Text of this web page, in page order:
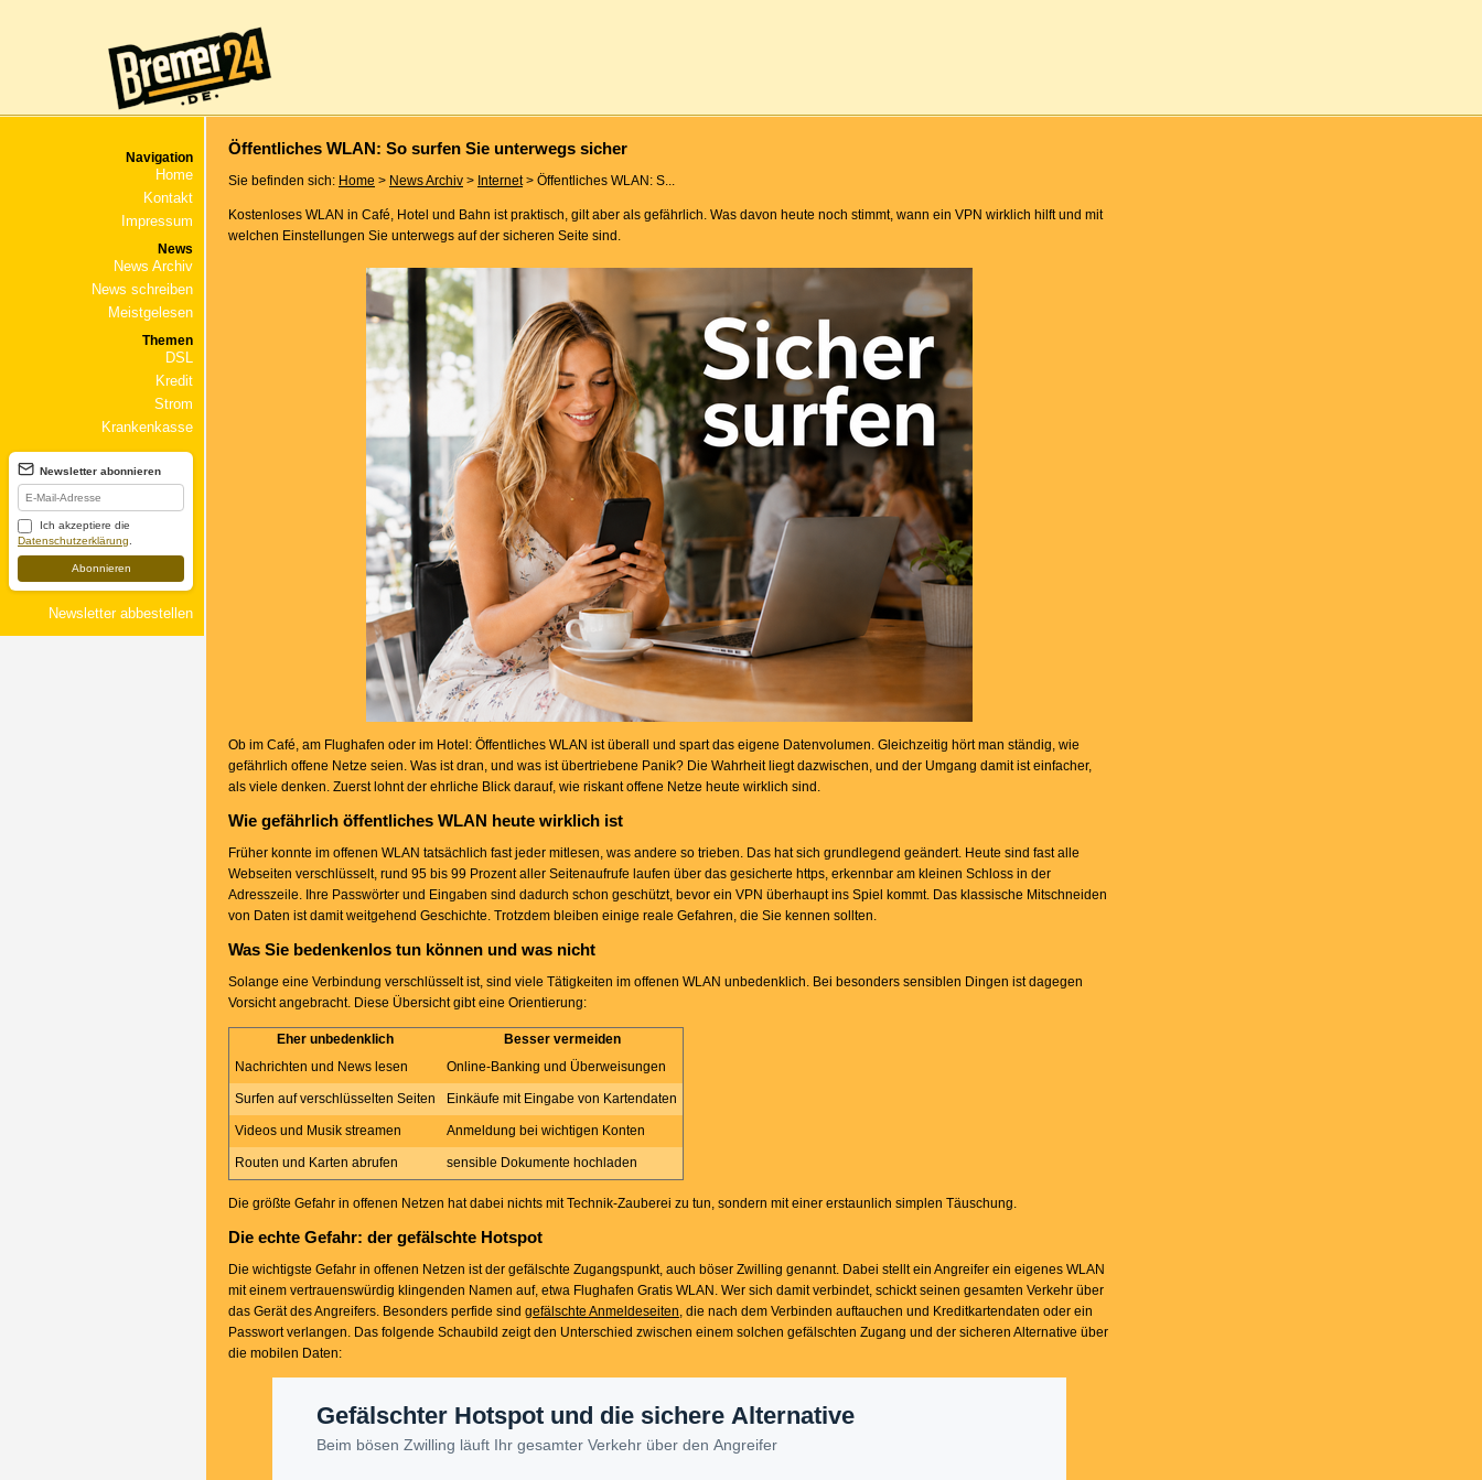
Navigation
Home
Kontakt
Impressum
News
News Archiv
News schreiben
Meistgelesen
Themen
DSL
Kredit
Strom
Krankenkasse
Newsletter abonnieren
Ich akzeptiere die
Datenschutzerklärung
Abonnieren
Newsletter abbestellen
Öffentliches WLAN: So surfen Sie unterwegs sicher
Sie befinden sich: Home > News Archiv > Internet> Öffentliches WLAN: S...
Kostenloses WLAN in Café, Hotel und Bahn ist praktisch, gilt aber als gefährlich. Was davon heute noch stimmt, wann ein VPN wirklich hilft und mit
welchen Einstellungen Sie unterwegs auf der sicheren Seite sind.
Ob im Café, am Flughafen oder im Hotel: Öffentliches WLAN ist überall und spart das eigene Datenvolumen. Gleichzeitig hört man ständig, wie
gefährlich offene Netze seien. Was ist dran, und was ist übertriebene Panik? Die Wahrheit liegt dazwischen, und der Umgang damit ist einfacher,
als viele denken. Zuerst lohnt der ehrliche Blick darauf, wie riskant offene Netze heute wirklich sind.
Wie gefährlich öffentliches WLAN heute wirklich ist
Früher konnte im offenen WLAN tatsächlich fast jeder mitlesen, was andere so trieben. Das hat sich grundlegend geändert. Heute sind fast alle
Webseiten verschlüsselt, rund 95 bis 99 Prozent aller Seitenaufrufe laufen über das gesicherte https, erkennbar am kleinen Schloss in der
Adresszeile. Ihre Passwörter und Eingaben sind dadurch schon geschützt, bevor ein VPN überhaupt ins Spiel kommt. Das klassische Mitschneiden
von Daten ist damit weitgehend Geschichte. Trotzdem bleiben einige reale Gefahren, die Sie kennen sollten.
Was Sie bedenkenlos tun können und was nicht
Solange eine Verbindung verschlüsselt ist, sind viele Tätigkeiten im offenen WLAN unbedenklich. Bei besonders sensiblen Dingen ist dagegen
Vorsicht angebracht. Diese Übersicht gibt eine Orientierung:
Eher unbedenklich
Besser vermeiden
Nachrichten und News lesen
Online-Banking und Überweisungen
Surfen auf verschlüsselten Seiten Einkäufe mit Eingabe von Kartendaten
Videos und Musik streamen Anmeldung bei wichtigen Konten
Routen und Karten abrufen sensible Dokumente hochladen
Die größte Gefahr in offenen Netzen hat dabei nichts mit Technik-Zauberei zu tun, sondern mit einer erstaunlich simplen Täuschung.
Die echte Gefahr: der gefälschte Hotspot
Die wichtigste Gefahr in offenen Netzen ist der gefälschte Zugangspunkt, auch böser Zwilling genannt. Dabei stellt ein Angreifer ein eigenes WLAN
mit einem vertrauenswürdig klingenden Namen auf, etwa Flughafen Gratis WLAN. Wer sich damit verbindet, schickt seinen gesamten Verkehr über
das Gerät des Angreifers. Besonders perfide sind gefälschte Anmeldeseiten, die nach dem Verbinden auftauchen und Kreditkartendaten oder ein
Passwort verlangen. Das folgende Schaubild zeigt den Unterschied zwischen einem solchen gefälschten Zugang und der sicheren Alternative über
die mobilen Daten:
Gefälschter Hotspot und die sichere Alternative
Beim bösen Zwilling läuft Ihr gesamter Verkehr über den Angreifer